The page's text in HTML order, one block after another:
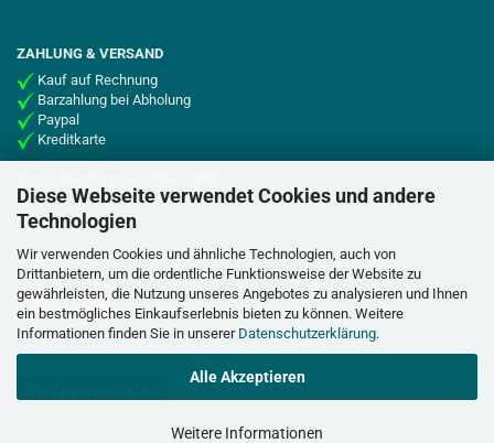
Diese Webseite verwendet Cookies und andere
Technologien
Wir verwenden Cookies und ähnliche Technologien, auch von
Drittanbietern, um die ordentliche Funktionsweise der Website zu
gewährleisten, die Nutzung unseres Angebotes zu analysieren und Ihnen
ein bestmögliches Einkaufserlebnis bieten zu können. Weitere
Informationen finden Sie in unserer Datenschutzerklärung.
Alle Akzeptieren
Weitere Informationen
ZAHLUNG & VERSAND
Kauf auf Rechnung
Barzahlung bei Abholung
Paypal
Kreditkarte
SOCIAL MEDIA